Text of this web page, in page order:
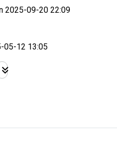
2025-09-20 22:09
05-12 13:05